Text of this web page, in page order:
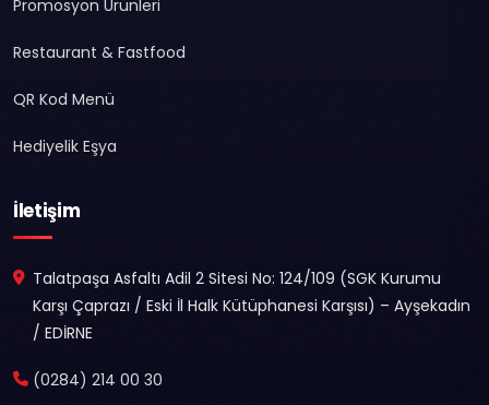
Promosyon Ürünleri
Restaurant & Fastfood
QR Kod Menü
Hediyelik Eşya
İletişim
Talatpaşa Asfaltı Adil 2 Sitesi No: 124/109 (SGK Kurumu
Karşı Çaprazı / Eski İl Halk Kütüphanesi Karşısı) – Ayşekadın
/ EDİRNE
(0284) 214 00 30